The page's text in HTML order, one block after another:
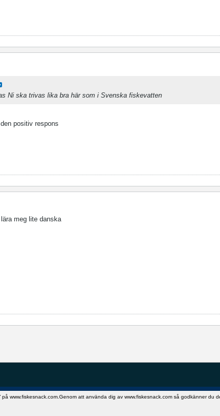
www.fiskesnack.com.Genom att använda dig av www.fiskesnack.com så godkänner du
Ni ska trivas lika bra här som i Svenska fiskevatten
positiv respons
meg lite danska